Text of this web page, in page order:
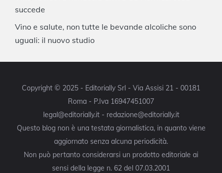
succede
Vino e salute, non tutte le bevande alcoliche sono
uguali: il nuovo studio
Copyright © 2025 - Editorially Srl - Via Assisi 21 - 00181
Roma - P.Iva 16947451007
legal@editorially.it - redazione@editorially.it
Questo blog non è una testata giornalistica, in quanto viene
aggiornato senza alcuna periodicità.
Non può pertanto considerarsi un prodotto editoriale ai
sensi della legge n. 62 del 07.03.2001